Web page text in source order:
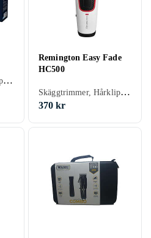
Skäggtrimmer, Hårklippare, Batteridrift, Gummerad greppyta, Vattentålig, Vattentät, Självslipande blad, Hårkam ingår, Oljefri underhåll
Remington Easy Fade
HC500
Skäggtrimmer, Hårklippare, Batteridrift, Inställningslås, Multitrimmer, Självslipande blad
370 kr